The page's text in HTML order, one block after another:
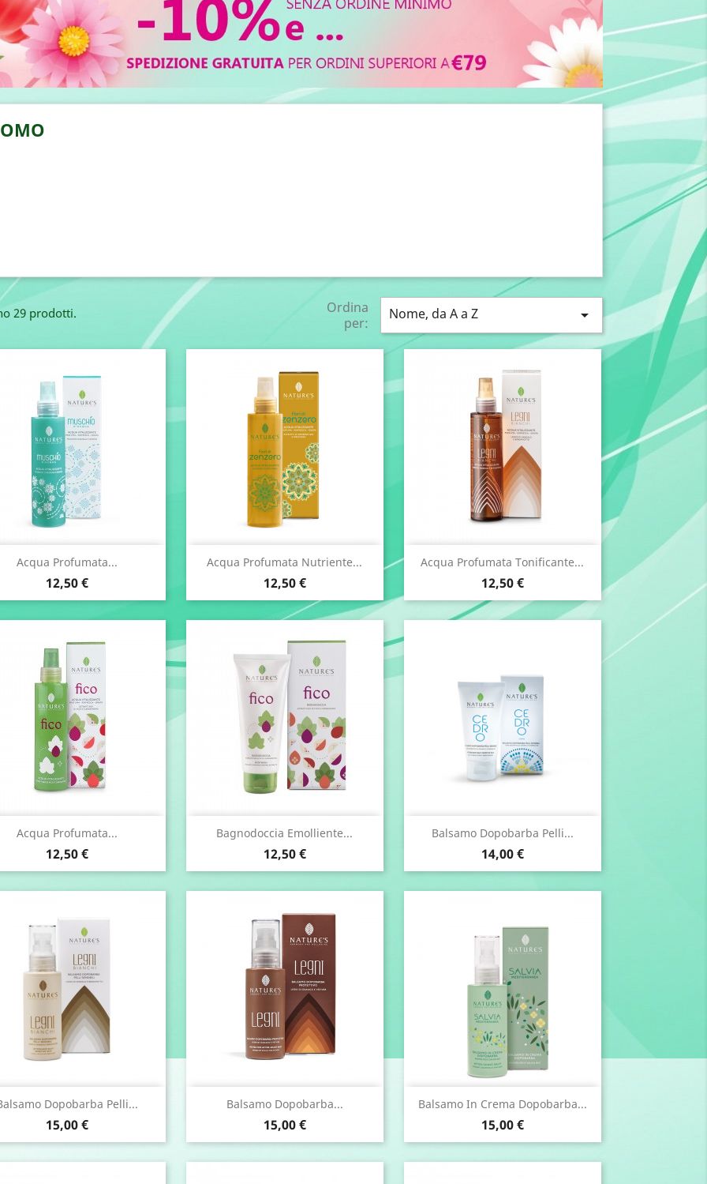
29 prodotti.
Ordina
per:
Nome, da A a Z 
Acqua Profumata...
Prezzo
12,50 €
Anteprima Acqua Profumata Nutriente...
Prezzo
12,50 €
Anteprima Acqua Profumata Tonificante...
Prezzo
12,50 €
Anteprima
Acqua Profumata...
Prezzo
12,50 €
Anteprima Bagnodoccia Emolliente...
Prezzo
12,50 €
Anteprima Balsamo Dopobarba Pelli...
Prezzo
14,00 €
 Anteprima
Dopobarba Pelli...
Prezzo
15,00 €
 Anteprima Balsamo Dopobarba...
Prezzo
15,00 €
Anteprima Balsamo In Crema Dopobarba...
Prezzo
15,00 €
 Anteprima